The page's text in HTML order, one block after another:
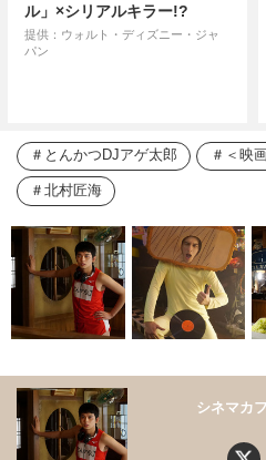
ル」×シリアルキラー!?
提供：ウォルト・ディズニー・ジャ
パン
とんかつDJアゲ太郎 ＜映
北村匠海
シネマカ